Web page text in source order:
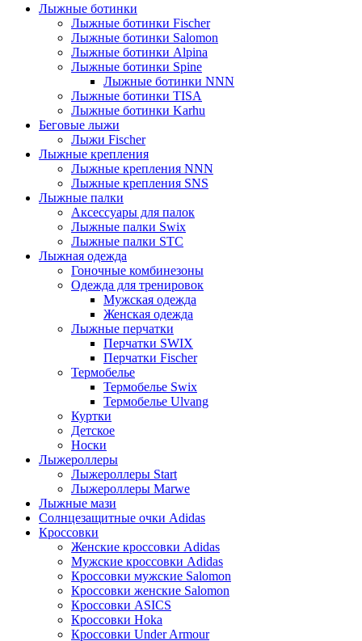
Лыжные ботинки
Лыжные ботинки Fischer
Лыжные ботинки Salomon
Лыжные ботинки Alpina
Лыжные ботинки Spine
Лыжные ботинки NNN
Лыжные ботинки TISA
Лыжные ботинки Karhu
Беговые лыжи
Лыжи Fischer
Лыжные крепления
Лыжные крепления NNN
Лыжные крепления SNS
Лыжные палки
Аксессуары для палок
Лыжные палки Swix
Лыжные палки STC
Лыжная одежда
Гоночные комбинезоны
Одежда для тренировок
Мужская одежда
Женская одежда
Лыжные перчатки
Перчатки SWIX
Перчатки Fischer
Термобелье
Термобелье Swix
Термобелье Ulvang
Куртки
Детское
Носки
Лыжероллеры
Лыжероллеры Start
Лыжероллеры Marwe
Лыжные мази
Солнцезащитные очки Adidas
Кроссовки
Женские кроссовки Adidas
Мужские кроссовки Adidas
Кроссовки мужские Salomon
Кроссовки женские Salomon
Кроссовки ASICS
Кроссовки Hoka
Кроссовки Under Armour